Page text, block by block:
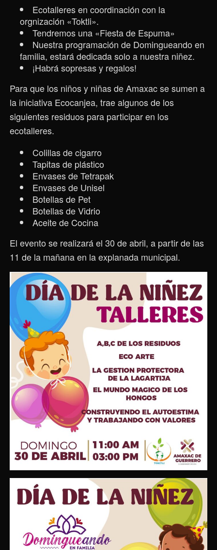
Ecotalleres en coordinación con la
orgnización «Toktli».
Tendremos una «Fiesta de Espuma»
Nuestra programación de Domingueando en
familia, estará dedicada solo a nuestra niñez.
¡Habrá sopresas y regalos!
Para que los niños y niñas de Amaxac se sumen a
la iniciativa Ecocanjea, trae algunos de los
siguientes residuos para participar en los
ecotalleres.
Colillas de cigarro
Tapitas de plástico
Envases de Tetrapak
Envases de Unisel
Botellas de Pet
Botellas de Vidrio
Aceite de Cocina
El evento se realizará el 30 de abril, a partir de las
11 de la mañana en la explanada municipal.